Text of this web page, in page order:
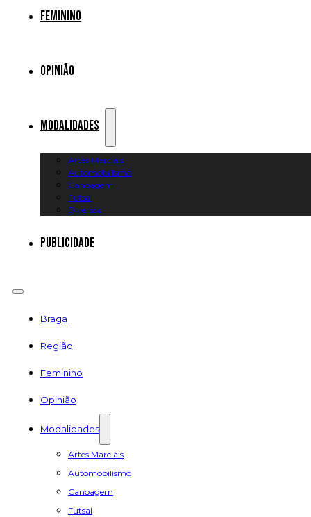
Feminino
Opinião
Modalidades
Artes Marciais
Automobilismo
Canoagem
Futsal
Diversos
Publicidade
Braga
Região
Feminino
Opinião
Modalidades
Artes Marciais
Automobilismo
Canoagem
Futsal